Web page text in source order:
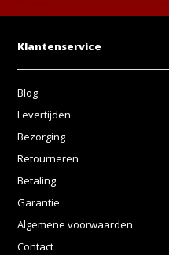
Klantenservice
Blog
Levertijden
Bezorging
Retourneren
Betaling
Garantie
Algemene voorwaarden
Contact